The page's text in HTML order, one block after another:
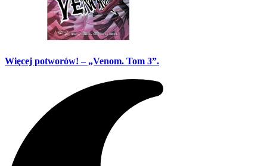
Więcej potworów! – „Venom. Tom 3”.